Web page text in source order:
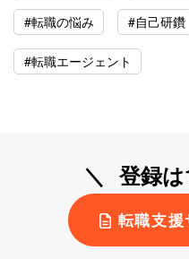
#転職の悩み #自己研鑽
#転職エージェント
登録
転職支